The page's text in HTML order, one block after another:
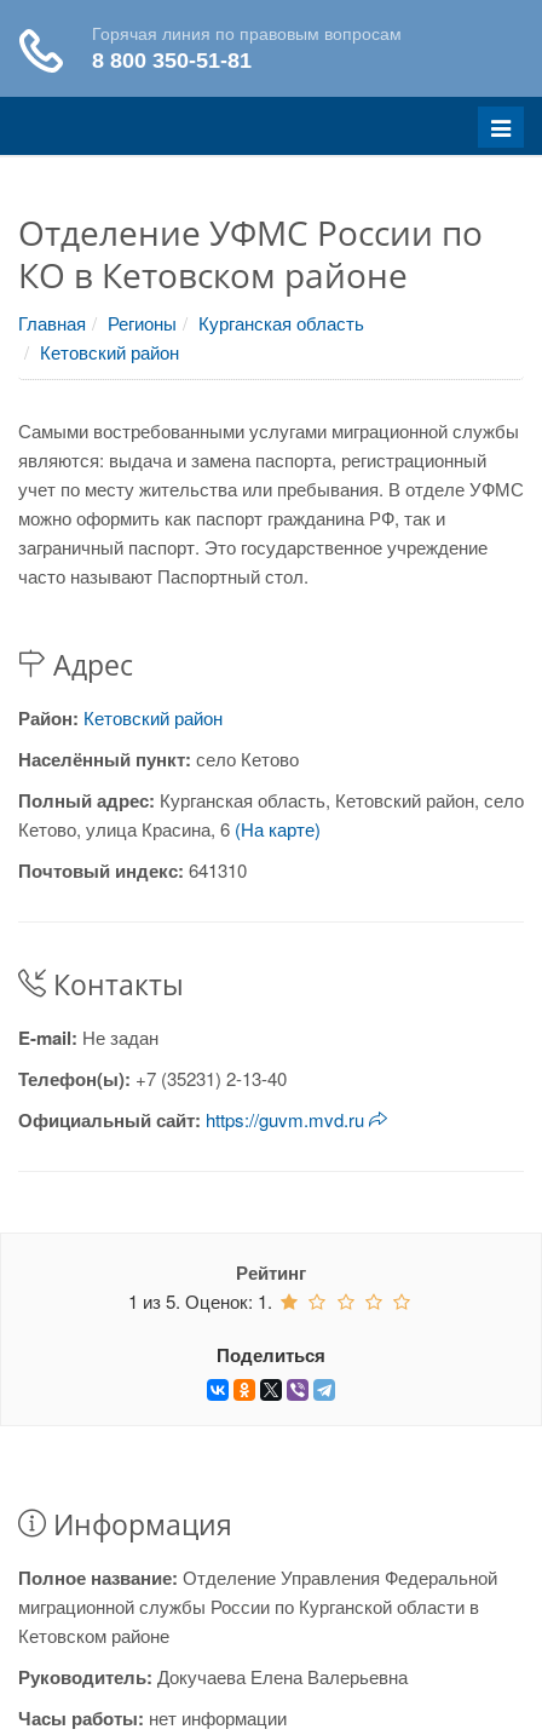
Меню
Отделение УФМС России по
КО в Кетовском районе
Главная Регионы
Курганская область
Кетовский район
Самыми востребованными услугами миграционной службы
являются: выдача и замена паспорта, регистрационный
учет по месту жительства или пребывания. В отделе УФМС
можно оформить как паспорт гражданина РФ, так и
заграничный паспорт. Это государственное учреждение
часто называют Паспортный стол.
Адрес
Район: Кетовский район
Населённый пункт: село Кетово
Полный адрес: Курганская область, Кетовский район, село
Кетово, улица Красина, 6 (На карте)
Почтовый индекс: 641310
Контакты
E-mail: Не задан
Телефон(ы): +7 (35231) 2-13-40
Официальный сайт: https://guvm.mvd.ru
Рейтинг
1 из5. Оценок: 1.
Поделиться
Информация
Полное название: Отделение Управления Федеральной
миграционной службы России по Курганской области в
Кетовском районе
Руководитель: Докучаева Елена Валерьевна
Часы работы: нет информации